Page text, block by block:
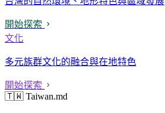
開始探索
文化
多元族群文化的融合與在地特色
開始探索
🇹🇼 Taiwan.md